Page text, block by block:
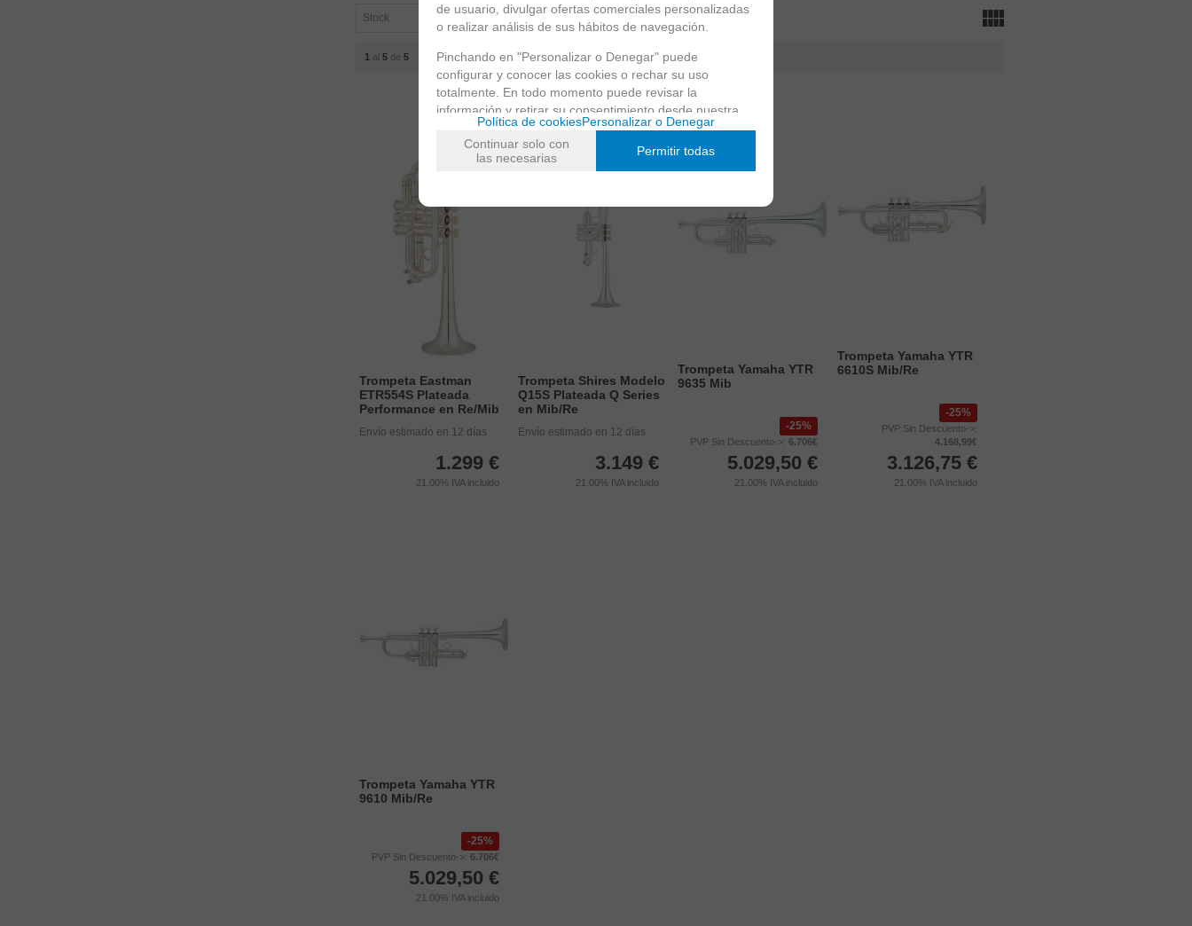
1 al5 de 5
Trompeta Eastman
ETR554S Plateada
Performance en Re/Mib
Envío estimado en 12 días
1.299 €
21.00% IVA incluido
Trompeta Shires Modelo
Q15S Plateada Q Series
en Mib/Re
Envío estimado en 12 días
3.149 €
21.00% IVA incluido
Trompeta Yamaha YTR
9635 Mib
25%
PVP Sin Descuento->: 6.706€
5.029,50 €
21.00% IVA incluido
Trompeta Yamaha YTR
6610S Mib/Re
25%
PVP Sin Descuento->:
4.168,99€
3.126,75 €
21.00% IVA incluido
Trompeta Yamaha YTR
9610 Mib/Re
25%
PVP Sin Descuento->: 6.706€
5.029,50 €
21.00% IVA incluido
de usuario, divulgar ofertas comerciales personalizadas
o realizar análisis de sus hábitos de navegación.
Pinchando en "Personalizar o Denegar" puede
configurar y conocer las cookies o rechar su uso
totalmente. En todo momento puede revisar la
información y retirar su consentimiento desde nuestra
sección de política de cookies.
Política de cookiesPersonalizar o Denegar
Continuar solo con
las necesarias
Permitir todas